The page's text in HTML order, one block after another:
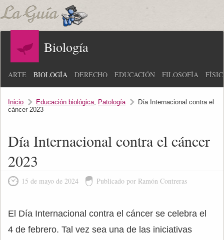
Biología
ARTE BIOLOGÍA DERECHO EDUCACIÓN FILOSOFÍA
Inicio Educación biológica, Patología
Día Internacional contra el
cáncer 2023
Día Internacional contra el cáncer
2023
15 de mayo de 2024 Publicado por Ramón Contreras
El Día Internacional contra el cáncer se celebra el
4 de febrero. Tal vez sea una de las iniciativas